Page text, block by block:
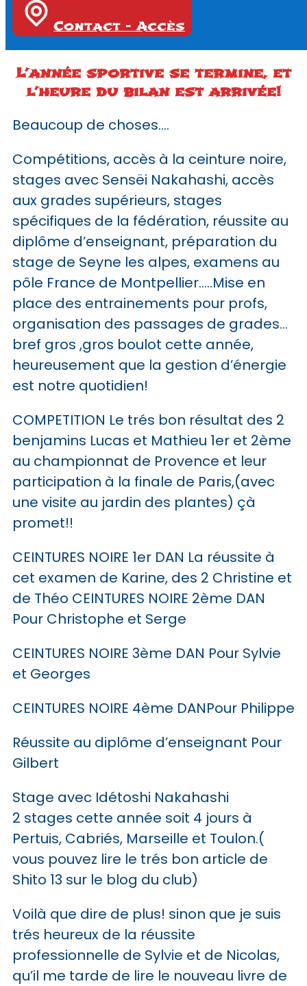
Contact - Accès
L’année sportive se termine, et
l’heure du bilan est arrivée!
Beaucoup de choses….
Compétitions, accès à la ceinture noire,
stages avec Sensëi Nakahashi, accès
aux grades supérieurs, stages
spécifiques de la fédération, réussite au
diplôme d’enseignant, préparation du
stage de Seyne les alpes, examens au
pôle France de Montpellier…..Mise en
place des entrainements pour profs,
organisation des passages de grades…
bref gros ,gros boulot cette année,
heureusement que la gestion d’énergie
est notre quotidien!
COMPETITION Le trés bon résultat des 2
benjamins Lucas et Mathieu 1er et 2ème
au championnat de Provence et leur
participation à la finale de Paris,(avec
une visite au jardin des plantes) çà
promet!!
CEINTURES NOIRE 1er DAN La réussite à
cet examen de Karine, des 2 Christine et
de Théo CEINTURES NOIRE 2ème DAN
Pour Christophe et Serge
CEINTURES NOIRE 3ème DAN Pour Sylvie
et Georges
CEINTURES NOIRE 4ème DANPour Philippe
Réussite au diplôme d’enseignant Pour
Gilbert
Stage avec Idétoshi Nakahashi
2 stages cette année soit 4 jours à
Pertuis, Cabriés, Marseille et Toulon.(
vous pouvez lire le trés bon article de
Shito 13 sur le blog du club)
Voilà que dire de plus! sinon que je suis
trés heureux de la réussite
professionnelle de Sylvie et de Nicolas,
qu’il me tarde de lire le nouveau livre de